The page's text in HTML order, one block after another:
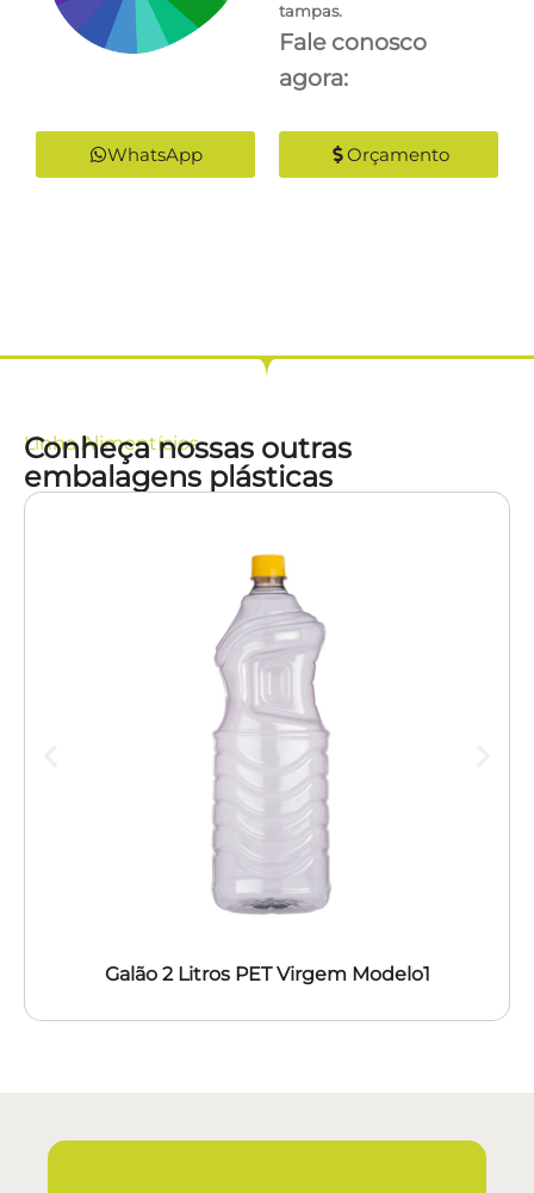
tampas.
Fale conosco
agora:
WhatsApp Orçamento
LinhaAlimentícios
Conheça nossas outras
embalagens plásticas
Galão 2 Litros PET Virgem Modelo1